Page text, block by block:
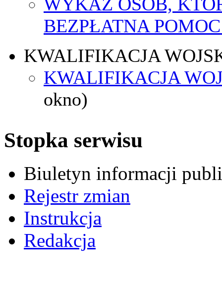
BEZPŁATNA
KWALIFIKACJA
KWALIFIKACJA
okno)
Stopka serwisu
Biuletyn informacji
Rejestr zmian
Instrukcja
Redakcja